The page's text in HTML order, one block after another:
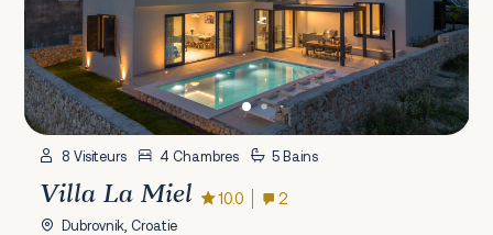
8 Visiteurs 4 Chambres 5 Bains
Villa La Miel 10.0 2
Dubrovnik, Croatie